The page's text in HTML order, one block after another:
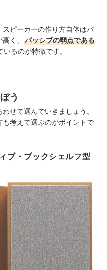
ピーカーの作り方自体はパ
く、
パッシブの弱点である
いるのが特徴です。
う
せて選んでいきましょう。
考えて選ぶのがポイントで
ブ・ブックシェルフ型